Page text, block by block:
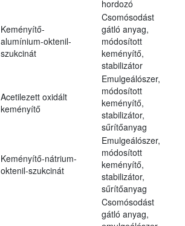
hordozó
Keményítő-
alumínium-oktenil-
szukcinát
Csomósodást
gátló anyag,
módosított
keményítő,
stabilizátor
Acetilezett oxidált
keményítő
Emulgeálószer,
módosított
keményítő,
stabilizátor,
sűrítőanyag
Keményítő-nátrium-
oktenil-szukcinát
Emulgeálószer,
módosított
keményítő,
stabilizátor,
sűrítőanyag
Csomósodást
gátló anyag,